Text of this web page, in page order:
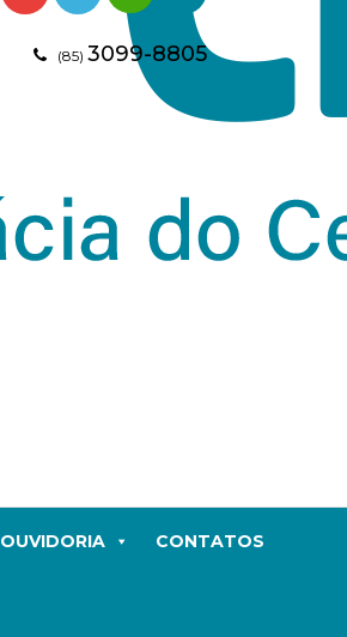
(85) 3099-8805
OUVIDORIA CONTATOS